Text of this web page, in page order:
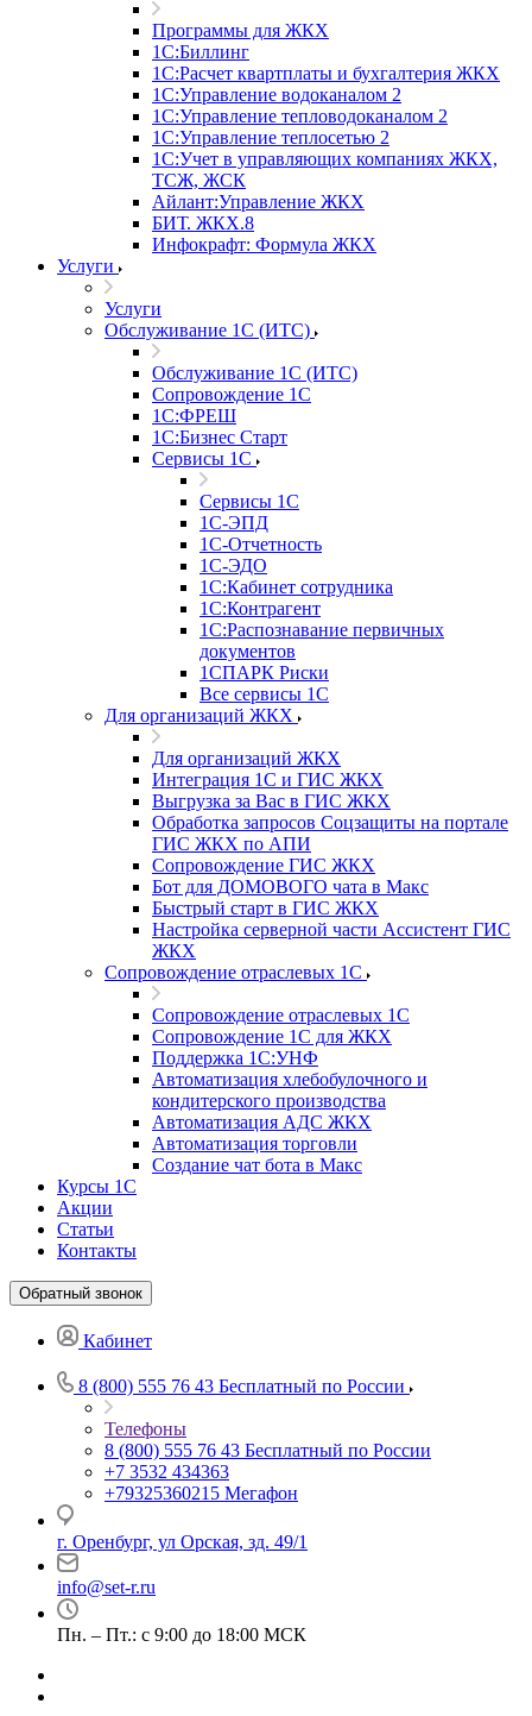
Программы для ЖКХ
1С:Биллинг
1С:Расчет квартплаты и бухгалтерия ЖКХ
1С:Управление водоканалом 2
1С:Управление тепловодоканалом 2
1С:Управление теплосетью 2
1С:Учет в управляющих компаниях ЖКХ,
ТСЖ, ЖСК
Айлант:Управление ЖКХ
БИТ. ЖКХ.8
Инфокрафт: Формула ЖКХ
Услуги
Услуги
Обслуживание 1С (ИТС)
Обслуживание 1С (ИТС)
Сопровождение 1С
1С:ФРЕШ
1С:Бизнес Старт
Сервисы 1С
Сервисы 1С
1С-ЭПД
1С-Отчетность
1С-ЭДО
1С:Кабинет сотрудника
1С:Контрагент
1С:Распознавание первичных
документов
1СПАРК Риски
Все сервисы 1С
Для организаций ЖКХ
Для организаций ЖКХ
Интеграция 1С и ГИС ЖКХ
Выгрузка за Вас в ГИС ЖКХ
Обработка запросов Соцзащиты на портале
ГИС ЖКХ по АПИ
Сопровождение ГИС ЖКХ
Бот для ДОМОВОГО чата в Макс
Быстрый старт в ГИС ЖКХ
Настройка серверной части Ассистент ГИС
ЖКХ
Сопровождение отраслевых 1С
Сопровождение отраслевых 1С
Сопровождение 1С для ЖКХ
Поддержка 1С:УНФ
Автоматизация хлебобулочного и
кондитерского производства
Автоматизация АДС ЖКХ
Автоматизация торговли
Создание чат бота в Макс
Курсы 1С
Акции
Статьи
Контакты
Обратный звонок
Кабинет
8 (800) 555 76 43 Бесплатный по России
Телефоны
8 (800) 555 76 43 Бесплатный по России
+7 3532 434363
+79325360215 Мегафон
г. Оренбург, ул Орская, зд. 49/1
info@set-r.ru
Пн. – Пт.: с 9:00 до 18:00 МСК